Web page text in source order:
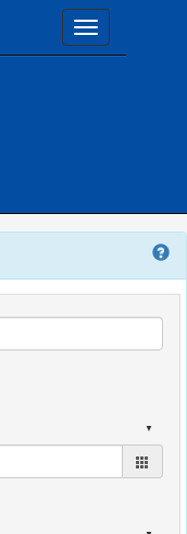
Toggle